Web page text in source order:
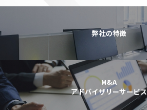
弊社の特徴
M&A
アドバイザリーサービス